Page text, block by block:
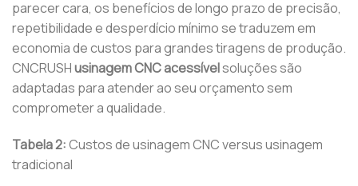
parecer cara, os benefícios de longo prazo de precisão,
repetibilidade e desperdício mínimo se traduzem em
economia de custos para grandes tiragens de produção.
CNCRUSHusinagem CNC acessívelsoluções são
adaptadas para atender ao seu orçamento sem
comprometer a qualidade.
Tabela 2:Custos de usinagem CNC versus usinagem
tradicional